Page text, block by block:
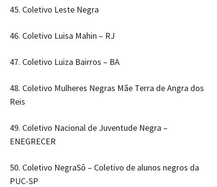
45. Coletivo Leste Negra
46. Coletivo Luisa Mahin – RJ
47. Coletivo Luiza Bairros – BA
48. Coletivo Mulheres Negras Mãe Terra de Angra dos
Reis
49. Coletivo Nacional de Juventude Negra –
ENEGRECER
50. Coletivo NegraSô – Coletivo de alunos negros da
PUC-SP